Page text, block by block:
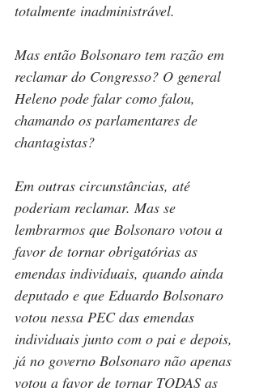
totalmente inadministrável.
Mas então Bolsonaro tem razão em
reclamar do Congresso? O general
Heleno pode falar como falou,
chamando os parlamentares de
chantagistas?
Em outras circunstâncias, até
poderiam reclamar. Mas se
lembrarmos que Bolsonaro votou a
favor de tornar obrigatórias as
emendas individuais, quando ainda
deputado e que Eduardo Bolsonaro
votou nessa PEC das emendas
individuais junto com o pai e depois,
já no governo Bolsonaro não apenas
votou a favor de tornar TODAS as